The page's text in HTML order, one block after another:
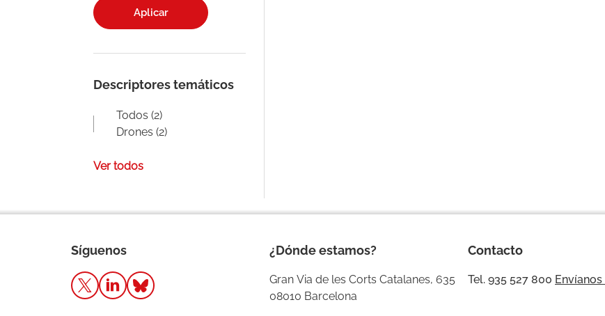
Aplicar
Descriptores temáticos
Todos (2)
Drones (2)
Ver todos
Síguenos ¿Dónde estamos?
Gran Via de les Corts Catalanes, 635
08010 Barcelona
Contacto
Tel. 935 527 800